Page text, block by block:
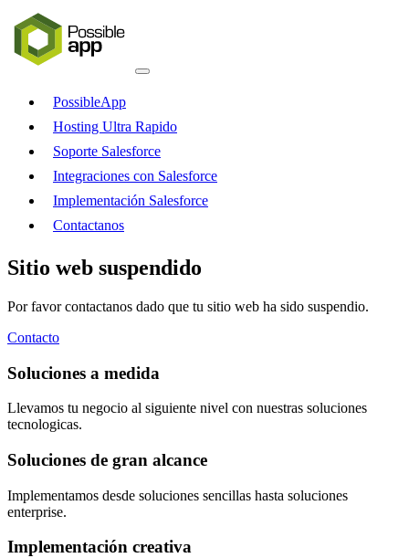
PossibleApp
Hosting Ultra Rapido
Soporte Salesforce
Integraciones con Salesforce
Implementación Salesforce
Contactanos
Sitio web suspendido
Por favor contactanos dado que tu sitio web ha sido suspendio.
Contacto
Soluciones a medida
Llevamos tu negocio al siguiente nivel con nuestras soluciones
tecnologicas.
Soluciones de gran alcance
Implementamos desde soluciones sencillas hasta soluciones
enterprise.
Implementación creativa